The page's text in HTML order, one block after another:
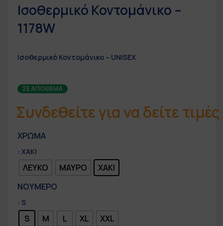
Ισοθερμικό Κοντομάνικο –
1178W
Ισοθερμικό Κοντομάνικο – UNISEX
ΣΕ ΑΠΌΘΕΜΑ
Συνδεθείτε για να δείτε τιμές
ΧΡΩΜΑ
: ΧΑΚΙ
ΛΕΥΚΟ ΜΑΥΡΟ
ΧΑΚΙ
ΝΟΥΜΕΡΟ
: S
S M L XL XXL